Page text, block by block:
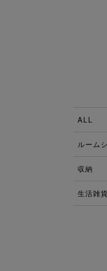
ALL
ルーム
収納
生活雑貨